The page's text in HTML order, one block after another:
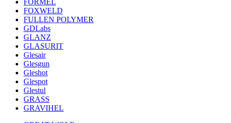
FORMEL
FOXWELD
FULLEN POLYMER
GDLabs
GLANZ
GLASURIT
Glesair
Glesgun
Gleshot
Glespot
Glestul
GRASS
GRAVIHEL